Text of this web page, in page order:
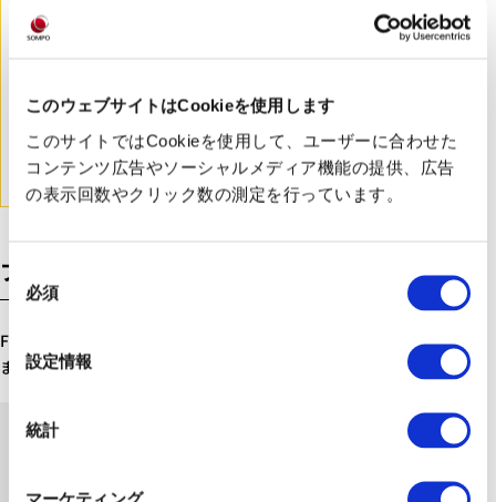
このウェブサイトはCookieを使用します
このサイトではCookieを使用して、ユーザーに合わせた
コンテンツ広告やソーシャルメディア機能の提供、広告
の表示回数やクリック数の測定を行っています。
同
意
択
必須
設定情報
統計
マーケティング
業務マニュアル作成や現場への浸透をサポート。導入前
後の変化を策定し、効果測定を行いテクノロジーの定着
を支援します。
プロジェクト開始までの流れ
Future Care Lab in Japanでは、以下の流れで支援を行い
ます。